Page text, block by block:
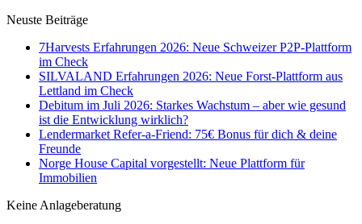
Neuste Beiträge
7Harvests Erfahrungen 2026: Neue Schweizer P2P-Plattform
im Check
SILVALAND Erfahrungen 2026: Neue Forst-Plattform aus
Lettland im Check
Debitum im Juli 2026: Starkes Wachstum – aber wie gesund
ist die Entwicklung wirklich?
Lendermarket Refer-a-Friend: 75€ Bonus für dich & deine
Freunde
Norge House Capital vorgestellt: Neue Plattform für
Immobilien
Keine Anlageberatung